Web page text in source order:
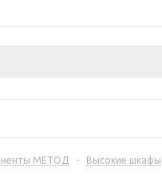
МЕТОД - Высокие